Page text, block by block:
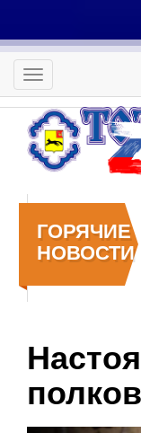
основному
содержанию
Меню
учётной
записи
Toggle
navigation
ГОРЯЧИЕ
НОВОСТИ